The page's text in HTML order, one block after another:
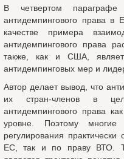
В четвертом параграфе
антидемпингового права в
качестве примера
антидемпингового права
также, как и США,
антидемпинговых мер и
Автор делает вывод, что
их стран-членов в
антидемпингового права
уровне. Поэтому многие
регулирования
ЕС, так и по праву ВТО.